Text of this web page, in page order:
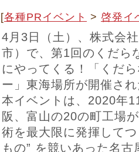
[各種PRイベント > 啓発イ
4月3日（土）、株式会
市）で、第1回のくだら
にやってくる！「くだ
ー」東海場所が開催さ
本イベントは、2020年
阪、富山の20の町工場
術を最大限に発揮して
もの” を競いあった名